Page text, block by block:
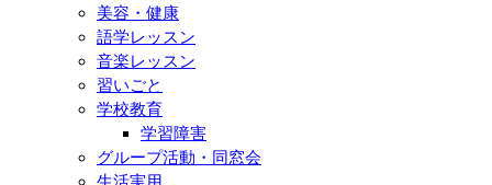
美容・健康
語学レッスン
音楽レッスン
習いごと
学校教育
学習障害
グループ活動・同窓会